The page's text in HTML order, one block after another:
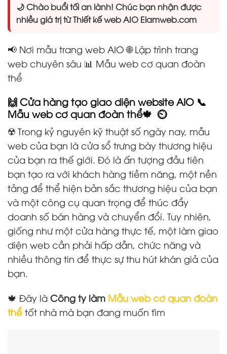
🌙 Chào buổi tối an lành! Chúc bạn nhận được
nhiều giá trị từ Thiết kế web AIO Elamweb.com
📢 Nơi mẫu trang web AIO 🌐 Lập trình trang
web chuyên sâu 📊 Mẫu web cơ quan đoàn
thể
🙌 Cửa hàng tạo giao diện website AIO 📞
Mẫu web cơ quan đoàn thể🍁 ⏲️
☢️ Trong kỷ nguyên kỹ thuật số ngày nay, mẫu
web của bạn là cửa sổ trưng bày thương hiệu
của bạn ra thế giới. Đó là ấn tượng đầu tiên
bạn tạo ra với khách hàng tiềm năng, một nền
tảng để thể hiện bản sắc thương hiệu của bạn
và một công cụ quan trọng để thúc đẩy
doanh số bán hàng và chuyển đổi. Tuy nhiên,
giống như một cửa hàng thực tế, một làm giao
diện web cần phải hấp dẫn, chức năng và
nhiều thông tin để thực sự thu hút khán giả của
bạn.
🍁 Đây là Công ty làm Mẫu web cơ quan đoàn
thể tốt nhà mà bạn đang muốn tìm